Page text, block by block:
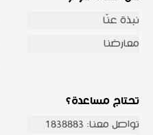
نبذة عنّا
معارضنا
تحتاج مساعدة؟
تواصل معنا: 1838883